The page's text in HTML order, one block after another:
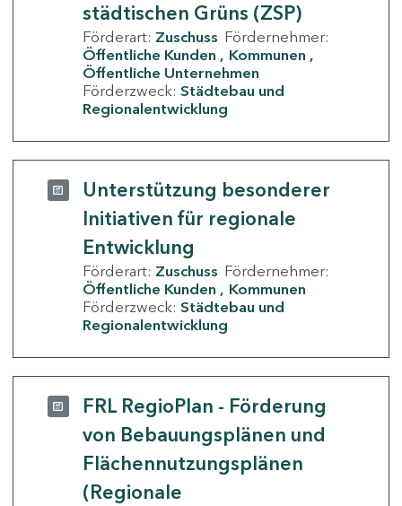
städtischen Grüns (ZSP)
Förderart: Zuschuss Fördernehmer:
Öffentliche Kunden
Kommunen
Öffentliche Unternehmen
Förderzweck: Städtebau und
Regionalentwicklung
Unterstützung besonderer
Initiativen für regionale
Entwicklung
Förderart: Zuschuss Fördernehmer:
Öffentliche Kunden
Kommunen
Förderzweck: Städtebau und
Regionalentwicklung
FRL RegioPlan - Förderung
von Bebauungsplänen und
Flächennutzungsplänen
(Regionale